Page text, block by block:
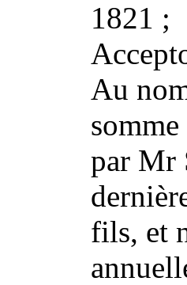
1821 ;
Au
par Mr
fils, et